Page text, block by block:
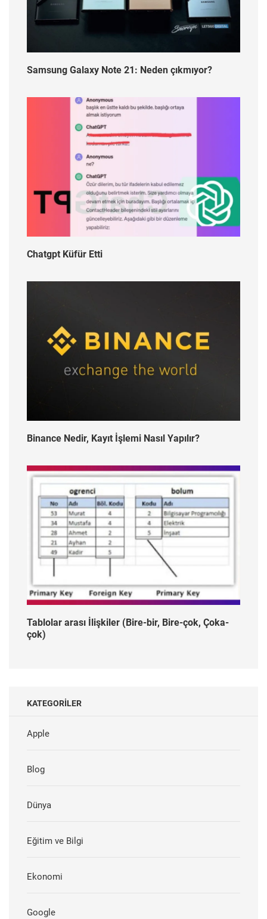
Samsung Galaxy Note 21: Neden çıkmıyor?
Chatgpt Küfür Etti
Binance Nedir, Kayıt İşlemi Nasıl Yapılır?
Tablolar arası İlişkiler (Bire-bir, Bire-çok, Çoka-
çok)
KATEGORILER
Apple
Blog
Dünya
Eğitim ve Bilgi
Ekonomi
Google